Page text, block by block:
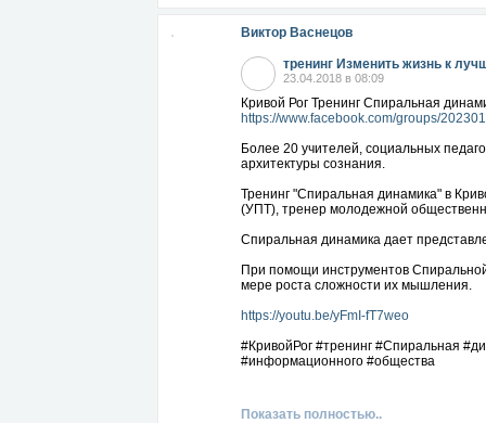
Виктор Васнецов
тренинг Изменить жизнь к
23.04.2018 в 08:09
Кривой Рог Тренинг Спиральная
https://www.facebook.com/groups/
Более 20 учителей, социальных
архитектуры сознания.
Тренинг "Спиральная динамика" в
(УПТ), тренер молодежной
Спиральная динамика дает
При помощи инструментов
мере роста сложности их мышления.
https://youtu.be/yFmI-fT7weo
#КривойРог #тренинг #Спиральная
#информационного #общества
Показать полностью..